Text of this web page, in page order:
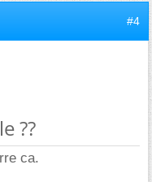
#4
??
ca.